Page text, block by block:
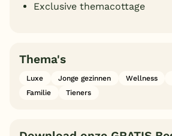
Exclusive themacottage
Thema's
Luxe Jonge gezinnen Wellness
Familie
Tieners